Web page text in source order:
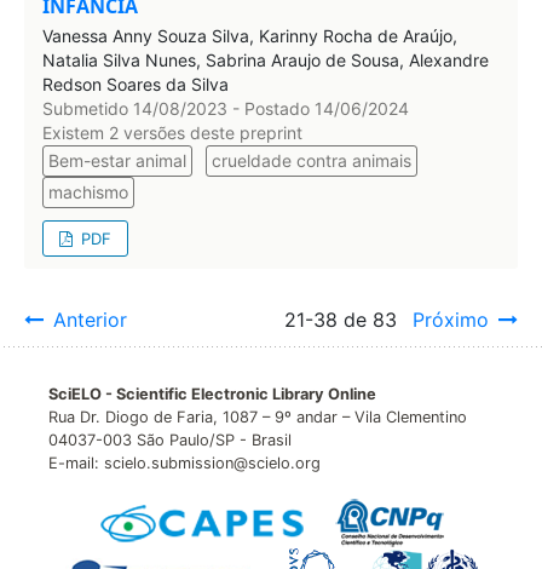
INFÂNCIA
Vanessa Anny Souza Silva, Karinny Rocha de Araújo,
Natalia Silva Nunes, Sabrina Araujo de Sousa, Alexandre
Redson Soares da Silva
Submetido 14/08/2023 - Postado 14/06/2024
Existem 2 versões deste preprint
Bem-estar animal
crueldade contra animais
machismo
PDF
Anterior 21-38 de 83 Próximo
SciELO - Scientific Electronic Library Online
Rua Dr. Diogo de Faria, 1087 – 9º andar – Vila Clementino
04037-003 São Paulo/SP - Brasil
E-mail: scielo.submission@scielo.org